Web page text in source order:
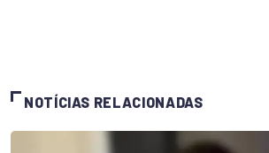
NOTÍCIAS RELACIONADAS